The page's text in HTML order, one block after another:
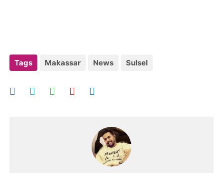
Tags Makassar News Sulsel